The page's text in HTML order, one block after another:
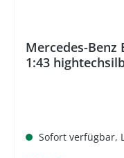
Mercedes-Benz
1:43
Sofort verfügbar,